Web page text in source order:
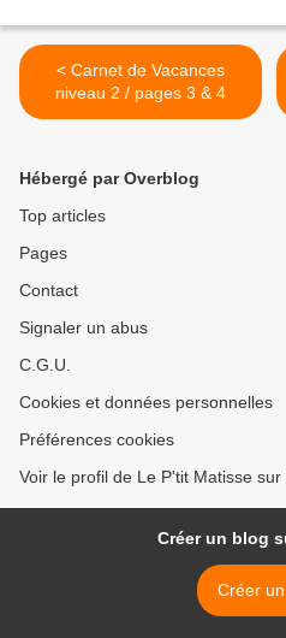
< Carnet de Vacances
niveau 2 / pages 3 & 4
Hébergé par Overblog
Top articles
Pages
Contact
Signaler un abus
C.G.U.
Cookies et données personnelles
Préférences cookies
Voir le profil de Le P'tit Matisse
Créer un blog
Créer